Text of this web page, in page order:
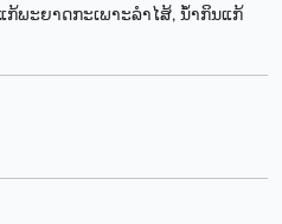
ພະຍາດກະເພາະລຳໄສ້, ນ້ຳກິນແກ້